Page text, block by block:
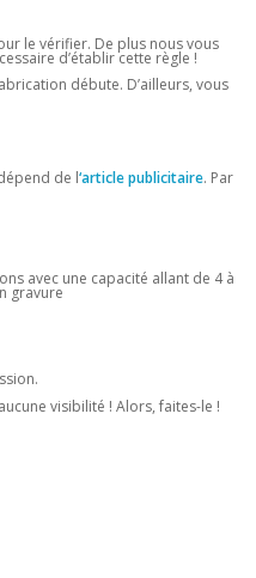
le vérifier. De plus nous vous
d’établir cette règle !
débute. D’ailleurs, vous
de l‘article publicitaire. Par
avec une capacité allant de 4 à
gravure
visibilité ! Alors, faites-le !